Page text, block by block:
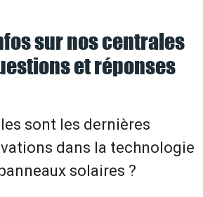
sur nos centrales
et réponses
sont les dernières
dans la technologie
solaires ?